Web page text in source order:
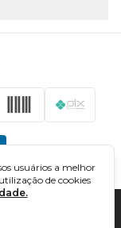
TODOS OS
usuários a melhor
de cookies